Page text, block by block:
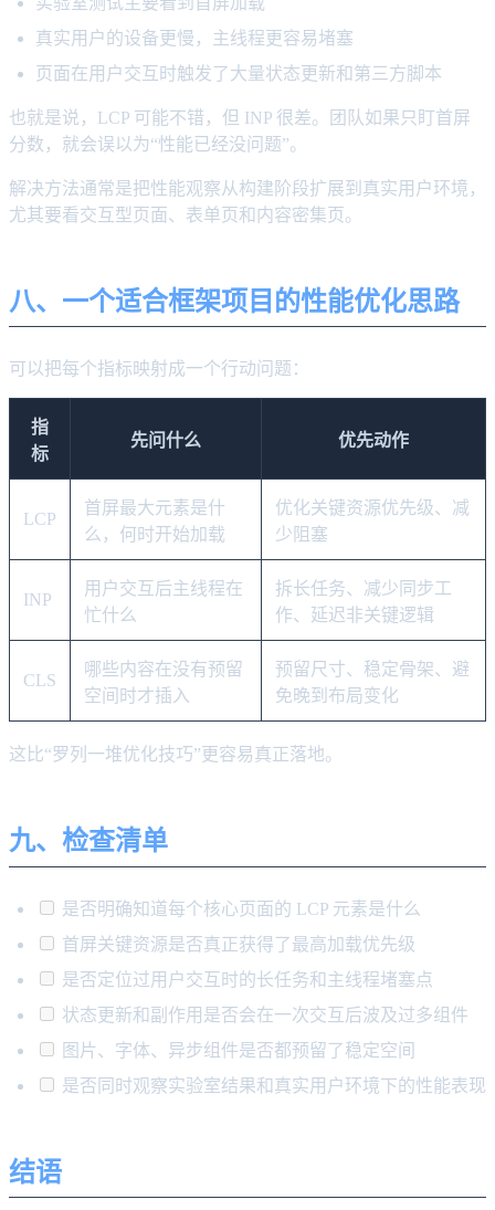
真实用户的设备更慢，主线程更容易堵塞
页面在用户交互时触发了大量状态更新和第三方脚本
也就是说，LCP 可能不错，但 INP 很差。团队如果只盯首屏
分数，就会误以为“性能已经没问题”。
解决方法通常是把性能观察从构建阶段扩展到真实用户环境，
尤其要看交互型页面、表单页和内容密集页。
八、一个适合框架项目的性能优化思路
可以把每个指标映射成一个行动问题：
指
标
先问什么 优先动作
LCP
首屏最大元素是什
么，何时开始加载
优化关键资源优先级、减
少阻塞
INP
用户交互后主线程在
忙什么
拆长任务、减少同步工
作、延迟非关键逻辑
CLS
哪些内容在没有预留
空间时才插入
预留尺寸、稳定骨架、避
免晚到布局变化
这比“罗列一堆优化技巧”更容易真正落地。
九、检查清单
是否明确知道每个核心页面的 LCP 元素是什么
首屏关键资源是否真正获得了最高加载优先级
是否定位过用户交互时的长任务和主线程堵塞点
状态更新和副作用是否会在一次交互后波及过多组件
图片、字体、异步组件是否都预留了稳定空间
是否同时观察实验室结果和真实用户环境下的性能表现
结语